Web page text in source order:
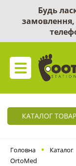
Будь
замовлення,
КАТАЛОГ
Головна Каталог
OrtoMed